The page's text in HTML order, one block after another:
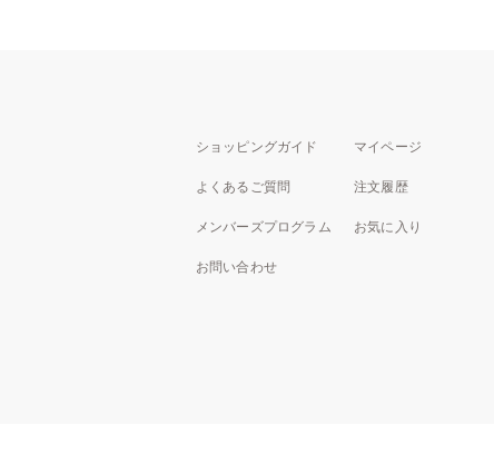
ショッピングガイド
よくあるご質問
メンバーズプログラム
お問い合わせ
マイページ
注文履歴
お気に入り